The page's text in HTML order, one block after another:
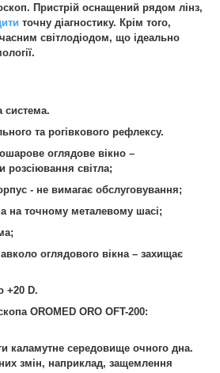
Пристрій оснащений рядом лінз,
точну діагностику. Крім того,
світлодіодом, що ідеально
система.
та рогівкового рефлексу.
оглядове вікно –
розсіювання світла;
- не вимагає обслуговування;
на точному металевому шасі;
оглядового вікна – захищає
+20 D.
OROMED ORO OFT-200:
каламутне середовище очного дна.
змін, наприклад, защемлення